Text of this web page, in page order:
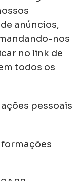
anúncios,
nos
no link de
todos os
pessoais